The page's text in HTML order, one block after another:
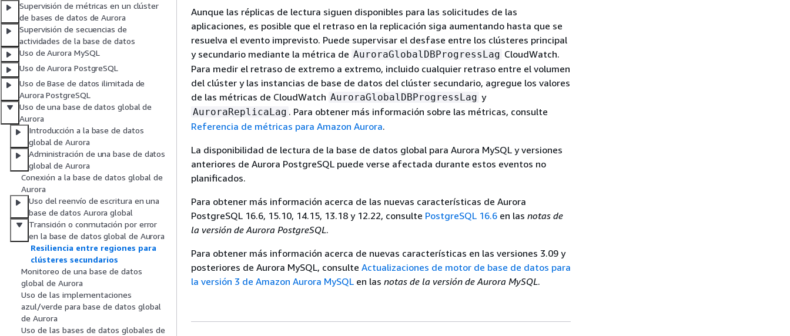
Supervisión de métricas en un clúster
de bases de datos de Aurora
Supervisión de secuencias de
actividades de la base de datos
Uso de Aurora MySQL
Uso de Aurora PostgreSQL
Uso de Base de datos ilimitada de
Aurora PostgreSQL
Uso de una base de datos global de
Aurora
Introducción a la base de datos
global de Aurora
Administración de una base de datos
global de Aurora
Conexión a la base de datos global de
Aurora
Uso del reenvío de escritura en una
base de datos Aurora global
Transición o conmutación por error
en la base de datos global de Aurora
Resiliencia entre regiones para
clústeres secundarios
Monitoreo de una base de datos
global de Aurora
Uso de las implementaciones
azul/verde para base de datos global
de Aurora
Uso de las bases de datos globales de
Aunque las réplicas de lectura siguen disponibles para las solicitudes de las
aplicaciones, es posible que el retraso en la replicación siga aumentando hasta que se
resuelva el evento imprevisto. Puede supervisar el desfase entre los clústeres principal
y secundario mediante la métrica de AuroraGlobalDBProgressLag CloudWatch.
Para medir el retraso de extremo a extremo, incluido cualquier retraso entre el volumen
del clúster y las instancias de base de datos del clúster secundario, agregue los valores
de las métricas de CloudWatch AuroraGlobalDBProgressLag y
AuroraReplicaLag . Para obtener más información sobre las métricas, consulte
Referencia de métricas para Amazon Aurora.
La disponibilidad de lectura de la base de datos global para Aurora MySQL y versiones
anteriores de Aurora PostgreSQL puede verse afectada durante estos eventos no
planificados.
Para obtener más información acerca de las nuevas características de Aurora
PostgreSQL 16.6, 15.10, 14.15, 13.18 y 12.22, consulte PostgreSQL 16.6 en las notas de
la versión de Aurora PostgreSQL.
Para obtener más información acerca de nuevas características en las versiones 3.09 y
posteriores de Aurora MySQL, consulte Actualizaciones de motor de base de datos para
la versión 3 de Amazon Aurora MySQL en las notas de la versión de Aurora MySQL.